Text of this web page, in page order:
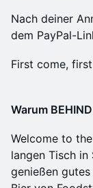
Nach deiner
dem PayPal-
First come,
Warum
Welcome to
langen Tisch in
genießen